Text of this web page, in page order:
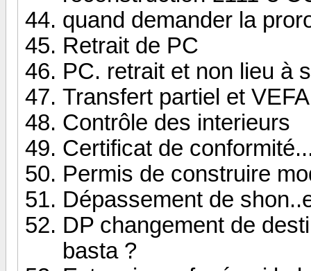
quand demander la
Retrait de PC
PC. retrait et non lieu à
Transfert partiel et VEFA
Contrôle des interieurs
Certificat de
Permis de construire
Dépassement de
DP changement de
basta ?